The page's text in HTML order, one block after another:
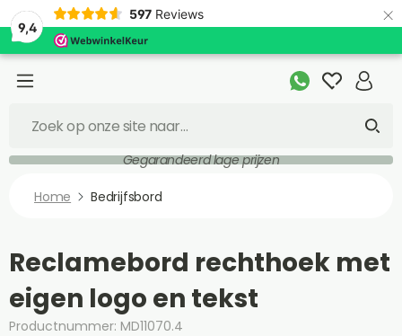
9,4
597 Reviews ×
Gegarandeerd lage prijzen
Home Bedrijfsbord
Reclamebord rechthoek met
eigen logo en tekst
Productnummer: MD11070.4